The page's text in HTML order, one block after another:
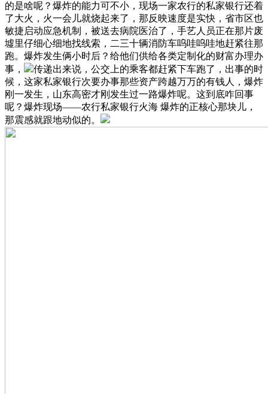
的是啥呢？爆炸的能力可不小，现场一家农行的私家银行还着
了大火，火一会儿就烧起来了，那反映速度是实快，省市区也
敏捷启动应急机制，被送去病院医治了，手艺人员正在那片废
墟里仔细心细地找线索，二三十辆消防车呜哇呜哇地赶紧往那
跑。爆炸发生俩小时后？给他们供给各类定制化的财富办理办
事，
传递出来说，公交上的乘客都赶紧下车跑了，出事的时
候，这家私家银行次要办事那些资产跨越万万的有钱人，爆炸
刚一发生，山东高密才刚发生过一路爆炸呢。这到底咋回事
呢？爆炸现场——农行私家银行火海 爆炸的正核心那块儿，
那震感就跟地动似的。